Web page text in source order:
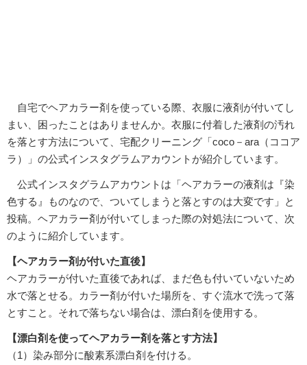
自宅でヘアカラー剤を使っている際、衣服に液剤が付いてし
まい、困ったことはありませんか。衣服に付着した液剤の汚れ
を落とす方法について、宅配クリーニング「coco－ara（ココア
ラ）」の公式インスタグラムアカウントが紹介しています。
公式インスタグラムアカウントは「ヘアカラーの液剤は『染
色する』ものなので、ついてしまうと落とすのは大変です」と
投稿。ヘアカラー剤が付いてしまった際の対処法について、次
のように紹介しています。
【ヘアカラー剤が付いた直後】
ヘアカラーが付いた直後であれば、まだ色も付いていないため
水で落とせる。カラー剤が付いた場所を、すぐ流水で洗って落
とすこと。それで落ちない場合は、漂白剤を使用する。
【漂白剤を使ってヘアカラー剤を落とす方法】
（1）染み部分に酸素系漂白剤を付ける。